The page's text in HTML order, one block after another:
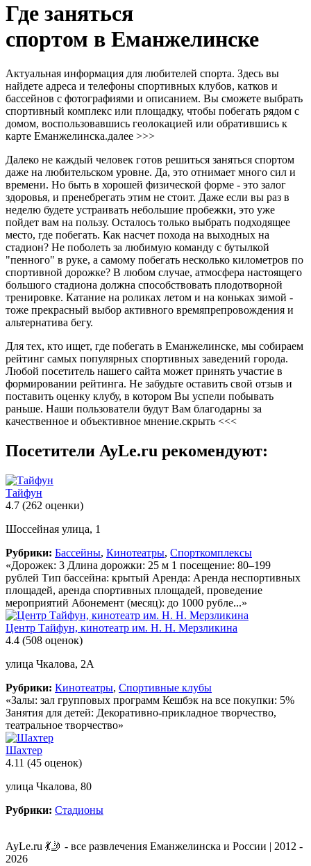
Где заняться
спортом в Еманжелинске
Актуальная информация для любителей спорта. Здесь вы
найдете адреса и телефоны спортивных клубов, катков и
бассейнов с фотографиями и описанием. Вы сможете выбрать
спортивный комплекс или площадку, чтобы побегать рядом с
домом, воспользовавшись геолокацией или обратившись к
карте Еманжелинска.далее >>>
Далеко не каждый человек готов решиться заняться спортом
даже на любительском уровне. Да, это отнимает много сил и
времени. Но быть в хорошей физической форме - это залог
здоровья, и пренебрегать этим не стоит. Даже если вы раз в
неделю будете устраивать небольшие пробежки, это уже
пойдет вам на пользу. Осталось только выбрать подходящее
место, где побегать. Как насчет похода на выходных на
стадион? Не поболеть за любимую команду с бутылкой
"пенного" в руке, а самому побегать несколько километров по
спортивной дорожке? В любом случае, атмосфера настоящего
большого стадиона должна способствовать плодотворной
тренировке. Катание на роликах летом и на коньках зимой -
тоже прекрасный выбор активного времяпрепровождения и
альтернатива бегу.
Для тех, кто ищет, где побегать в Еманжелинске, мы собираем
рейтинг самых популярных спортивных заведений города.
Любой посетитель нашего сайта может принять участие в
формировании рейтинга. Не забудьте оставить свой отзыв и
поставить оценку клубу, в котором Вы успели побывать
раньше. Наши пользователи будут Вам благодарны за
качественное и объективное мнение.скрыть <<<
Посетители AyLe.ru рекомендуют:
Тайфун
4.7 (262 оценки)
Шоссейная улица, 1
Рубрики: Бассейны, Кинотеатры, Спорткомплексы
«Дорожек: 3 Длина дорожки: 25 м 1 посещение: 80–199
рублей Тип бассейна: крытый Аренда: Аренда неспортивных
площадей, аренда спортивных площадей, проведение
мероприятий Абонемент (месяц): до 1000 рубле...»
Центр Тайфун, кинотеатр им. Н. Н. Мерзликина
4.4 (508 оценок)
улица Чкалова, 2А
Рубрики: Кинотеатры, Спортивные клубы
«Залы: зал групповых программ Кешбэк на все покупки: 5%
Занятия для детей: Декоративно-прикладное творчество,
театральное творчество»
Шахтер
4.11 (45 оценок)
улица Чкалова, 80
Рубрики: Стадионы
AyLe.ru 💃🤳 - все развлечения Еманжелинска и России | 2012 -
2026